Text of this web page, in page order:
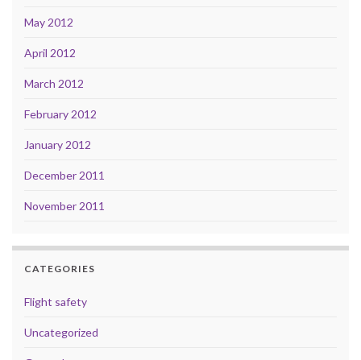
May 2012
April 2012
March 2012
February 2012
January 2012
December 2011
November 2011
CATEGORIES
Flight safety
Uncategorized